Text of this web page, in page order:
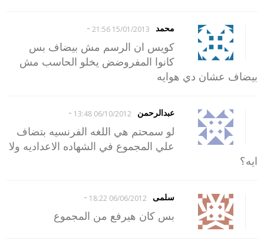
محمد 15/01/2013 21:56
-
كويس ان الرسم مش بيضاف بس
كانوا المفروضض يخلو الحاسب مش
بيضاف عشان دي هوايه
عبدالرحمن 06/10/2012 13:48
-
لو سمحتم هي اللغه الفرنسيه بتضاف
علي المجموع في الشهاده الاعداديه ولا
ايه؟
سلمى 06/06/2012 18:22
-
بس كان هيرفع من المجموع